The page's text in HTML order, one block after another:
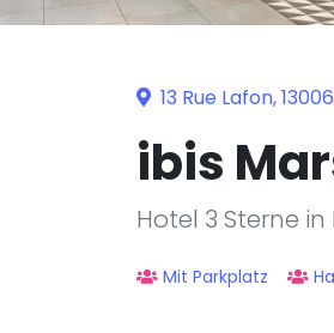
13 Rue Lafon,
ibis
Hotel 3 Sterne in
Mit Parkplatz